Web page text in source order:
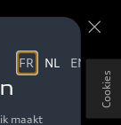
Cookies